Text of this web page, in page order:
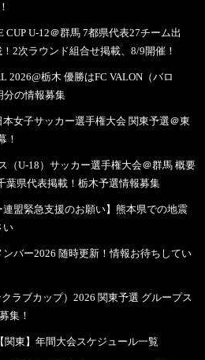
U-12＠群馬 7都県代表27チーム出
2次ラウンド組合せ掲載、8/9開催！
2026@栃木 優勝はFC VALON（バロ
の情報募集
女子サッカー選手権大会 関東予選＠東
！
（U-18）サッカー選手権大会＠群馬 概要
葉県代表掲載！栃木予選情報募集
連盟緊急支援のお願い】熊本県での地震
い
ンバー2026 随時更新！情報お待ちしてい
ラブカップ）2026 関東予選 グループス
集！
東】年間大会スケジュール一覧